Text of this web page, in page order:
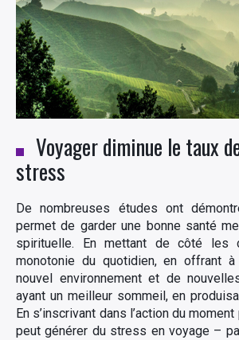
Voyager diminue le taux
stress
De nombreuses études ont
permet de garder une bonne santé
spirituelle. En mettant de côté les
monotonie du quotidien, en offrant
nouvel environnement et de
ayant un meilleur sommeil, en
En s’inscrivant dans l’action du
peut générer du stress en voyage –